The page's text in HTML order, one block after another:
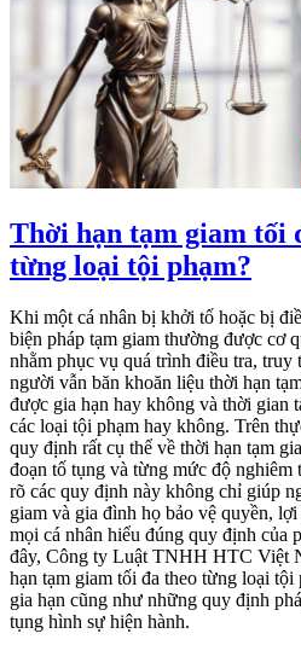
Thời hạn tạm giam tối
từng loại tội phạm?
Khi một cá nhân bị khởi tố hoặc bị
biện pháp tạm giam thường được cơ
nhằm phục vụ quá trình điều tra,
người vẫn băn khoăn liệu thời hạn
được gia hạn hay không và thời gian
các loại tội phạm hay không. Trên
quy định rất cụ thể về thời hạn tạm
đoạn tố tụng và từng mức độ nghiêm
rõ các quy định này không chỉ giúp
giam và gia đình họ bảo vệ quyền,
mọi cá nhân hiểu đúng quy định của
đây, Công ty Luật TNHH HTC Việt
hạn tạm giam tối đa theo từng loại
gia hạn cũng như những quy định
tụng hình sự hiện hành.